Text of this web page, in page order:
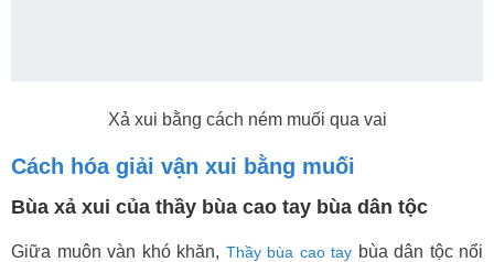
Xả xui bằng cách ném muối qua vai
Cách hóa giải vận xui bằng muối
Bùa xả xui của thầy bùa cao tay bùa dân tộc
Giữa muôn vàn khó khăn, Thầy bùa cao tay bùa dân tộc nổi